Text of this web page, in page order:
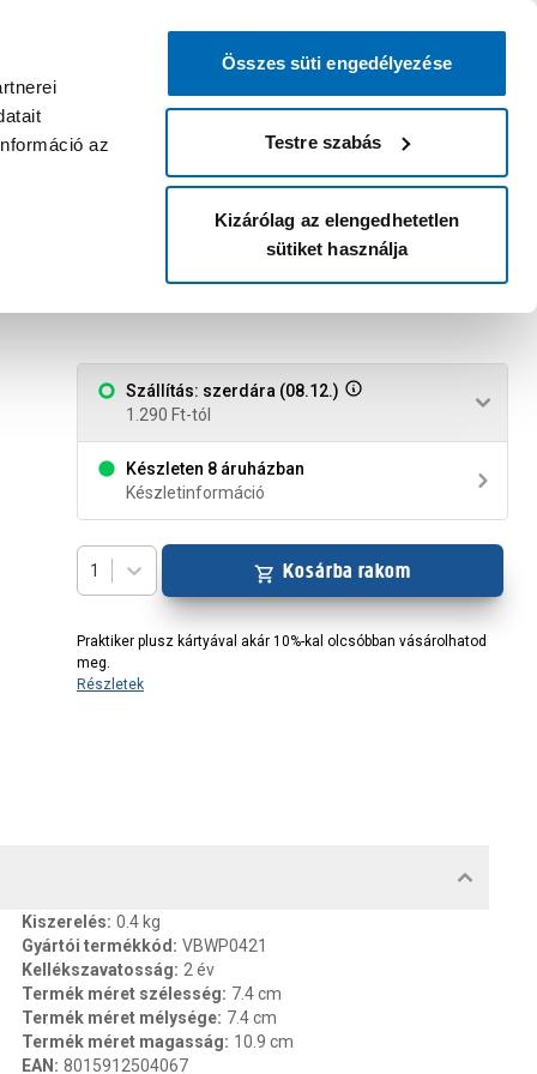
az
Összes süti engedélyezése
Testre szabás
Kizárólag az elengedhetetlen
sütiket használja
bejelentkezni?
Belépés Listáim
Áruházak és szolgáltatások
400g
Szállítás: szerdára (08.12.)
1.290 Ft-tól
Készleten 8 áruházban
Készletinformáció
1 Kosárba rakom
Praktiker plusz kártyával akár 10%-kal olcsóbban vásárolhatod
meg.
Részletek
Kiszerelés: 0.4 kg
Gyártói termékkód : VBWP0421
Kellékszavatosság: 2 év
Termék méret szélesség: 7.4 cm
Termék méret mélysége: 7.4 cm
Termék méret magasság: 10.9 cm
EAN : 8015912504067